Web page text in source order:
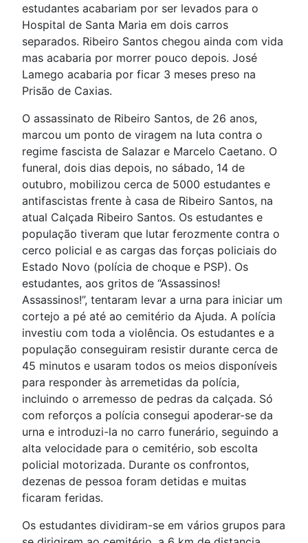
estudantes acabariam por ser levados para o
Hospital de Santa Maria em dois carros
separados. Ribeiro Santos chegou ainda com vida
mas acabaria por morrer pouco depois. José
Lamego acabaria por ficar 3 meses preso na
Prisão de Caxias.
O assassinato de Ribeiro Santos, de 26 anos,
marcou um ponto de viragem na luta contra o
regime fascista de Salazar e Marcelo Caetano. O
funeral, dois dias depois, no sábado, 14 de
outubro, mobilizou cerca de 5000 estudantes e
antifascistas frente à casa de Ribeiro Santos, na
atual Calçada Ribeiro Santos. Os estudantes e
população tiveram que lutar ferozmente contra o
cerco policial e as cargas das forças policiais do
Estado Novo (polícia de choque e PSP). Os
estudantes, aos gritos de “Assassinos!
Assassinos!”, tentaram levar a urna para iniciar um
cortejo a pé até ao cemitério da Ajuda. A polícia
investiu com toda a violência. Os estudantes e a
população conseguiram resistir durante cerca de
45 minutos e usaram todos os meios disponíveis
para responder às arremetidas da polícia,
incluindo o arremesso de pedras da calçada. Só
com reforços a polícia consegui apoderar-se da
urna e introduzi-la no carro funerário, seguindo a
alta velocidade para o cemitério, sob escolta
policial motorizada. Durante os confrontos,
dezenas de pessoa foram detidas e muitas
ficaram feridas.
Os estudantes dividiram-se em vários grupos para